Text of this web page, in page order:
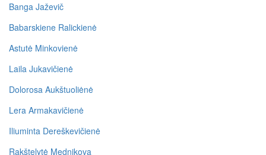
Banga Jaževič
Babarskiene Ralickienė
Astutė Minkovienė
Laila Jukavičienė
Dolorosa Aukštuoliėnė
Lera Armakavičienė
Iliuminta Dereškevičienė
Rakštelytė Mednikova